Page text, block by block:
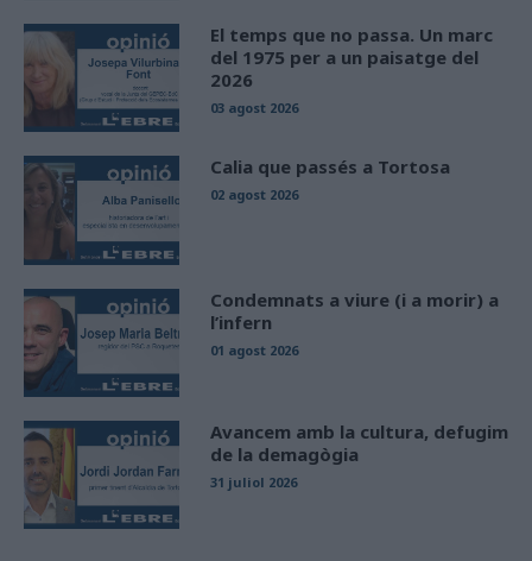
El temps que no passa. Un marc
del 1975 per a un paisatge del
2026
03 agost 2026
Calia que passés a Tortosa
02 agost 2026
Condemnats a viure (i a morir) a
l’infern
01 agost 2026
Avancem amb la cultura, defugim
de la demagògia
31 juliol 2026